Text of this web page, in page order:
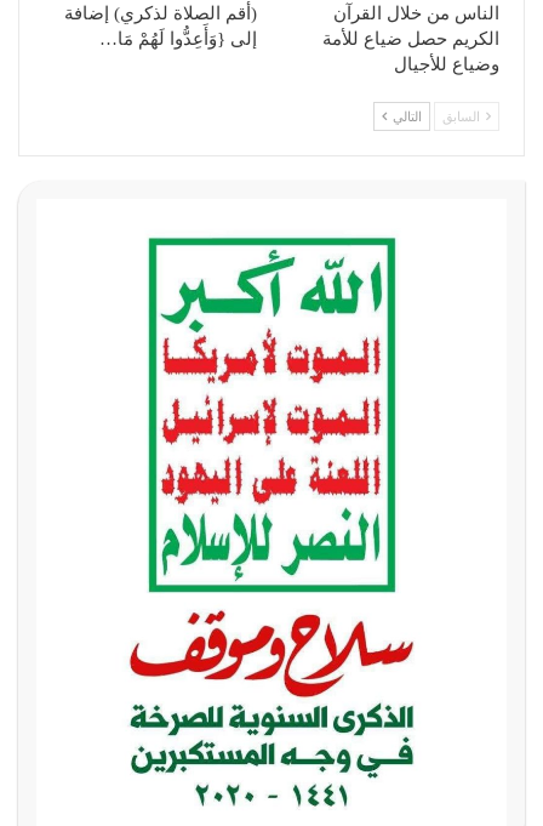
الناس من خلال القرآن
الكريم حصل ضياع للأمة
وضياع للأجيال
(أقم الصلاة لذكري) إضافة
إلى {وَأَعِدُّوا لَهُمْ مَا…
السابق التالي